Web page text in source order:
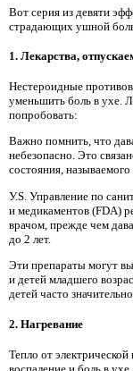
Вот серия из девяти
страдающих ушной
1. Лекарства,
Нестероидные
уменьшить боль в ухе.
попробовать:
Важно помнить, что
небезопасно. Это
состояния,
У.S. Управление по
и медикаментов (FDA)
врачом, прежде чем
до 2 лет.
Эти препараты могут
и детей младшего
детей часто
2. Нагревание
Тепло от